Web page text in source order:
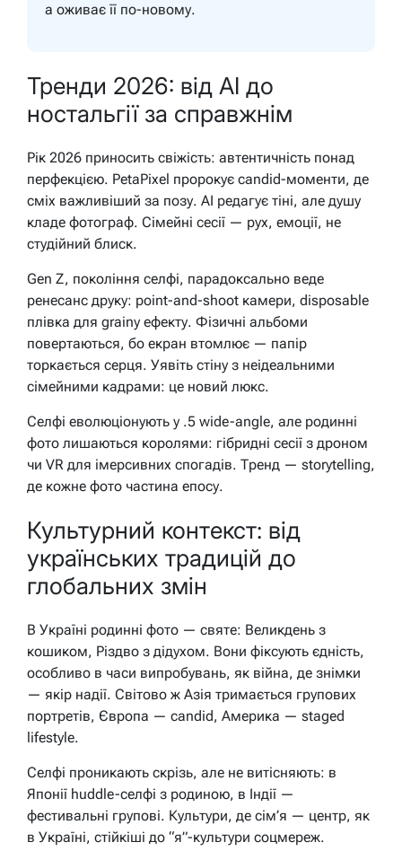
а оживає її по-новому.
Тренди 2026: від AI до
ностальгії за справжнім
Рік 2026 приносить свіжість: автентичність понад
перфекцією. PetaPixel пророкує candid-моменти, де
сміх важливіший за позу. AI редагує тіні, але душу
кладе фотограф. Сімейні сесії — рух, емоції, не
студійний блиск.
Gen Z, покоління селфі, парадоксально веде
ренесанс друку: point-and-shoot камери, disposable
плівка для grainy ефекту. Фізичні альбоми
повертаються, бо екран втомлює — папір
торкається серця. Уявіть стіну з неідеальними
сімейними кадрами: це новий люкс.
Селфі еволюціонують у .5 wide-angle, але родинні
фото лишаються королями: гібридні сесії з дроном
чи VR для імерсивних спогадів. Тренд — storytelling,
де кожне фото частина епосу.
Культурний контекст: від
українських традицій до
глобальних змін
В Україні родинні фото — святе: Великдень з
кошиком, Різдво з дідухом. Вони фіксують єдність,
особливо в часи випробувань, як війна, де знімки
— якір надії. Світово ж Азія тримається групових
портретів, Європа — candid, Америка — staged
lifestyle.
Селфі проникають скрізь, але не витісняють: в
Японії huddle-селфі з родиною, в Індії —
фестивальні групові. Культури, де сім’я — центр, як
в Україні, стійкіші до “я”-культури соцмереж.